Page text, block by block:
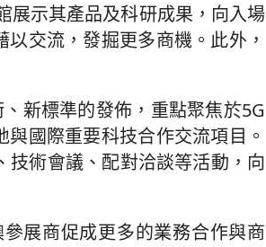
展示其產品及科研成果，向入場
交流，發掘更多商機。此外，
新標準的發佈，重點聚焦於5G
國際重要科技合作交流項目。
技術會議、配對洽談等活動，向
展商促成更多的業務合作與商